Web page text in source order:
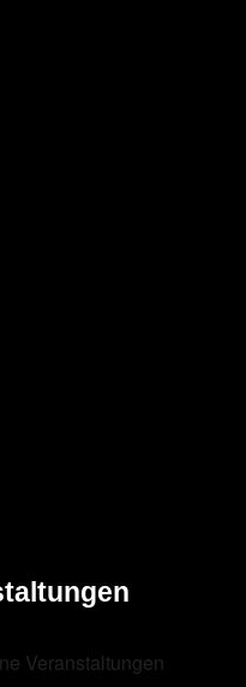
Veranstaltungen